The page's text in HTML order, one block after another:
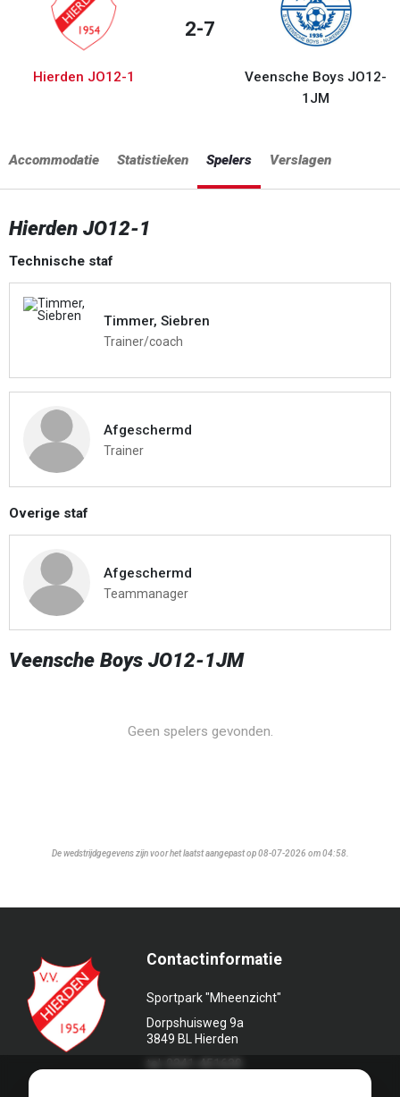
Hierden JO12-1
2-7
Veensche Boys JO12-
1JM
Accommodatie Statistieken Spelers Verslagen
Hierden JO12-1
Technische staf
Timmer, Siebren
Trainer/coach
Afgeschermd
Trainer
Overige staf
Afgeschermd
Teammanager
Veensche Boys JO12-1JM
Geen spelers gevonden.
De wedstrijdgegevens zijn voor het laatst aangepast op 08-07-2026 om 04:58.
Contactinformatie
Sportpark "Mheenzicht"
Dorpshuisweg 9a
3849 BL Hierden